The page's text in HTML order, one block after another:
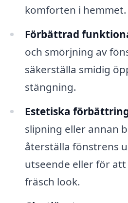
komforten i hemmet.
Förbättrad
och smörjning av
säkerställa smidig
stängning.
Estetiska
slipning eller annan
återställa fönstrens
utseende eller för
fräsch look.